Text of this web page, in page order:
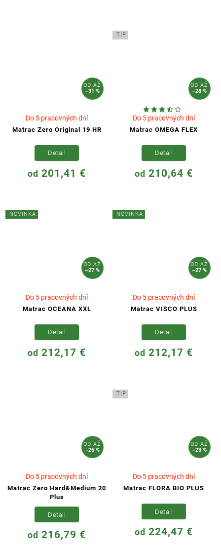
ODAŽ
–31 %
Matrac Zero Original 19 HR
Do 5 pracovných dní
od 201,41 €
Detail
TIP
ODAŽ
–28 %
Matrac OMEGA FLEX
Do 5 pracovných dní
od 210,64 €
Detail
NOVINKA
ODAŽ
–27 %
Matrac OCEANA XXL
Do 5 pracovných dní
od 212,17 €
Detail
NOVINKA
ODAŽ
–27 %
Matrac VISCO PLUS
Do 5 pracovných dní
od 212,17 €
Detail
ODAŽ
–26 %
Matrac Zero Hard&Medium 20
Plus
Do 5 pracovných dní
od 216,79 €
Detail
TIP
ODAŽ
–23 %
Matrac FLORA BIO PLUS
Do 5 pracovných dní
od 224,47 €
Detail